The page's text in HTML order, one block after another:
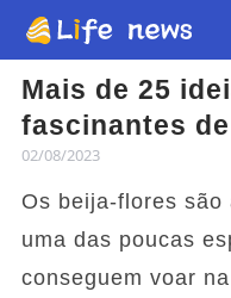
Mais de 25
fascinantes
02/08/2023
Os beija-flores são
uma das poucas
conseguem voar
Artigo
Vídeos
Flash news